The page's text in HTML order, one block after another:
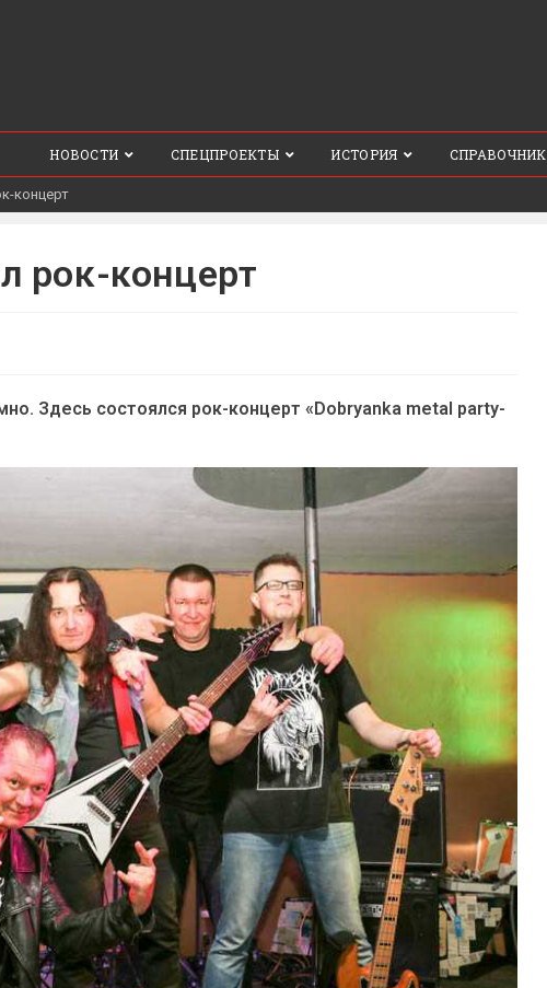
НОВОСТИ СПЕЦПРОЕКТЫ ИСТОРИЯ СПРАВОЧНИК
концерт
рок-концерт
Здесь состоялся рок-концерт «Dobryanka metal party-